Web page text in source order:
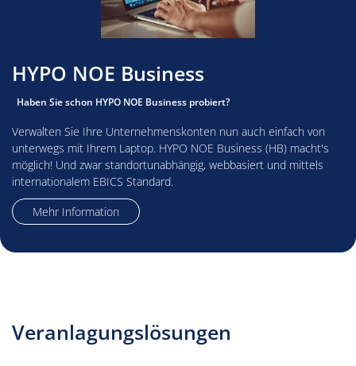
HYPO NOE Business
Haben Sie schon HYPO NOE Business probiert?
Verwalten Sie Ihre Unternehmenskonten nun auch einfach von
unterwegs mit Ihrem Laptop. HYPO NOE Business (HB) macht's
möglich! Und zwar standortunabhängig, webbasiert und mittels
internationalem EBICS Standard.
Mehr Information
Veranlagungslösungen